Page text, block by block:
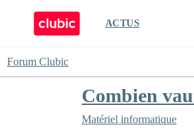
ACTUS
Forum Clubic
Combien
Matériel informatique